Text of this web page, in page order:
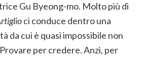
Gu Byeong-mo. Molto più di
ci conduce dentro una
da cui è quasi impossibile non
per credere. Anzi, per